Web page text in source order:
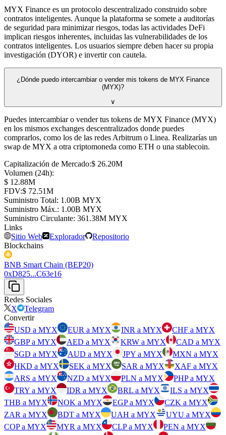
MYX Finance es un protocolo descentralizado construido sobre
contratos inteligentes. Aunque la plataforma se somete a auditorías
de seguridad para minimizar riesgos, todas las actividades DeFi
implican riesgos inherentes, incluidas las vulnerabilidades de los
contratos inteligentes. Los usuarios siempre deben hacer su propia
investigación (DYOR) e invertir con cautela.
¿Dónde puedo intercambiar o vender mis tokens de MYX Finance
(MYX)?
∨
Puedes intercambiar o vender tus tokens de MYX Finance (MYX)
en los mismos exchanges descentralizados donde puedes
comprarlos, como los de las redes Arbitrum o Linea. Realizarías un
swap de MYX a otra criptomoneda como ETH o una stablecoin.
Capitalización de Mercado:⁦$⁩ 26.20M
Volumen (24h):
⁦$⁩ 12.88M
FDV:⁦$⁩ 72.51M
Suministro Total: ⁦⁩ 1.00B MYX
Suministro Máx.: ⁦⁩ 1.00B MYX
Suministro Circulante: ⁦⁩ 361.38M MYX
Links
Sitio Web
Explorador
Repositorio
Blockchains
BNB Smart Chain (BEP20)
0xD825...C63e16
Redes Sociales
X
Telegram
Convertir
USD a MYX
EUR a MYX INR a MYX
CHF a MYX
GBP a MYX
AED a MYX KRW a MYX
CAD a MYX
SGD a MYX
AUD a MYX JPY a MYX
MXN a MYX
HKD a MYX
SEK a MYX SAR a MYX
XAF a MYX
ARS a MYX
NZD a MYX PLN a MYX
PHP a MYX
TRY a MYX
IDR a MYX BRL a MYX
ILS a MYX
THB a MYX
NOK a MYX EGP a MYX
CZK a MYX
ZAR a MYX
BDT a MYX UAH a MYX
UYU a MYX
COP a MYX
MYR a MYX CLP a MYX
PEN a MYX